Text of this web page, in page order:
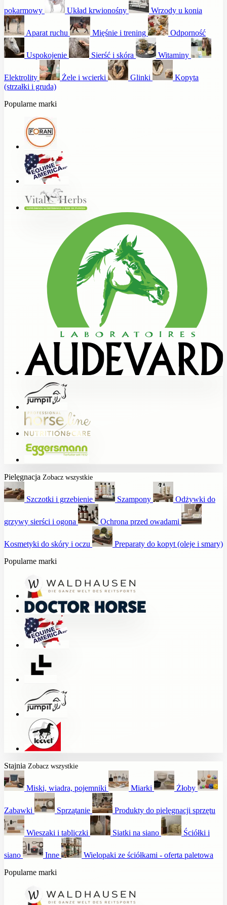
pokarmowy Układ krwionośny Wrzody u konia
Aparat ruchu Mięśnie i trening Odporność
Uspokojenie Sierść i skóra Witaminy
Elektrolity Żele i wcierki Glinki
Kopyta
(strzałki i gruda)
Popularne marki
Pielęgnacja Zobacz wszystkie
Szczotki i grzebienie Szampony Odżywki do
grzywy sierści i ogona Ochrona przed owadami
Kosmetyki do skóry i oczu
Preparaty do kopyt (oleje i smary)
Popularne marki
Stajnia Zobacz wszystkie
Miski, wiadra, pojemniki Miarki Żłoby
Zabawki Sprzątanie Produkty do pielęgnacji sprzętu
Wieszaki i tabliczki Siatki na siano Ściółki i
siano Inne
Wielopaki ze ściółkami - oferta paletowa
Popularne marki